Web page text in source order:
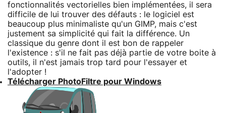
fonctionnalités vectorielles bien implémentées, il sera
difficile de lui trouver des défauts : le logiciel est
beaucoup plus minimaliste qu'un GIMP, mais c'est
justement sa simplicité qui fait la différence. Un
classique du genre dont il est bon de rappeler
l'existence : s'il ne fait pas déjà partie de votre boite à
outils, il n'est jamais trop tard pour l'essayer et
l'adopter !
Télécharger PhotoFiltre pour Windows